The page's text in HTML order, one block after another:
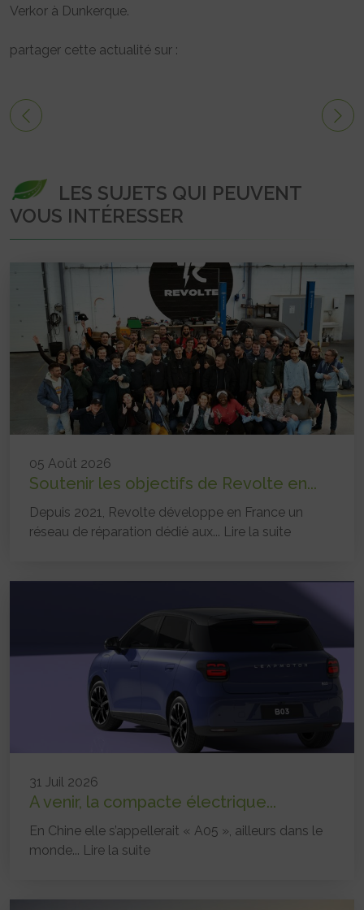
Verkor à Dunkerque.
partager cette actualité sur :
LES SUJETS QUI PEUVENT
VOUS INTÉRESSER
05 Août 2026
Soutenir les objectifs de Revolte en...
Depuis 2021, Revolte développe en France un
réseau de réparation dédié aux... Lire la suite
31 Juil 2026
A venir, la compacte électrique...
En Chine elle s’appellerait « A05 », ailleurs dans le
monde... Lire la suite